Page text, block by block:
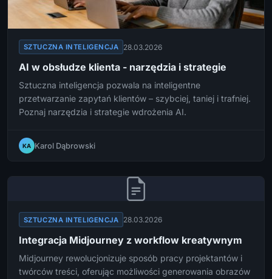
SZTUCZNA INTELIGENCJA 28.03.2026
AI w obsłudze klienta - narzędzia i strategie
Sztuczna inteligencja pozwala na inteligentne
przetwarzanie zapytań klientów – szybciej, taniej i trafniej.
Poznaj narzędzia i strategie wdrożenia AI.
KA Karol Dąbrowski
SZTUCZNA INTELIGENCJA 28.03.2026
Integracja Midjourney z workflow kreatywnym
Midjourney rewolucjonizuje sposób pracy projektantów i
twórców treści, oferując możliwości generowania obrazów